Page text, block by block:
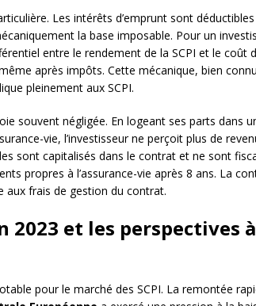
Les intérêts d’emprunt sont
la base imposable. Pour un
entre le rendement de la SCPI et le coût
après impôts. Cette mécanique, bien
pleinement aux SCPI.
souvent négligée. En logeant ses parts dans
vie, l’investisseur ne perçoit plus de
sont capitalisés dans le contrat et ne sont
propres à l’assurance-vie après 8 ans. La
aux frais de gestion du contrat.
2023 et les perspectives à
pour le marché des SCPI. La remontée